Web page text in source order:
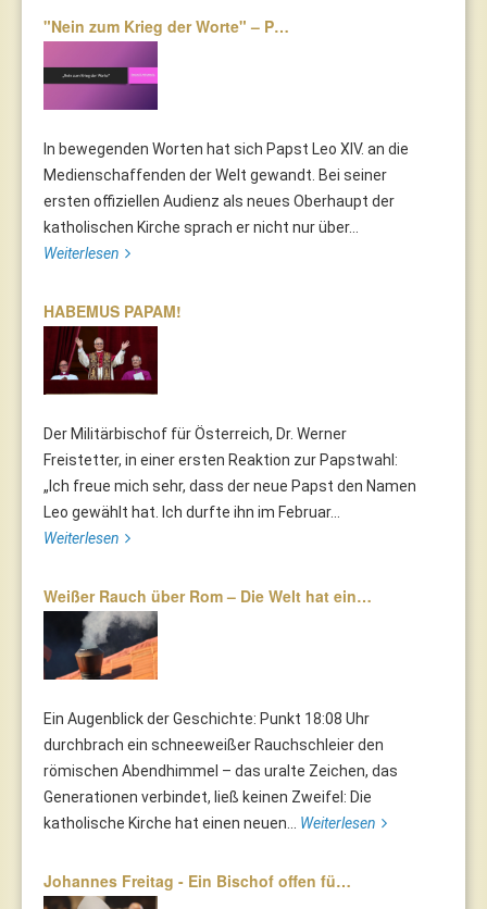
"Nein zum Krieg der Worte" – P…
In bewegenden Worten hat sich Papst Leo XIV. an die
Medienschaffenden der Welt gewandt. Bei seiner
ersten offiziellen Audienz als neues Oberhaupt der
katholischen Kirche sprach er nicht nur über...
Weiterlesen
HABEMUS PAPAM!
Der Militärbischof für Österreich, Dr. Werner
Freistetter, in einer ersten Reaktion zur Papstwahl:
„Ich freue mich sehr, dass der neue Papst den Namen
Leo gewählt hat. Ich durfte ihn im Februar...
Weiterlesen
Weißer Rauch über Rom – Die Welt hat ein…
Ein Augenblick der Geschichte: Punkt 18:08 Uhr
durchbrach ein schneeweißer Rauchschleier den
römischen Abendhimmel – das uralte Zeichen, das
Generationen verbindet, ließ keinen Zweifel: Die
katholische Kirche hat einen neuen... Weiterlesen
Johannes Freitag - Ein Bischof offen fü…